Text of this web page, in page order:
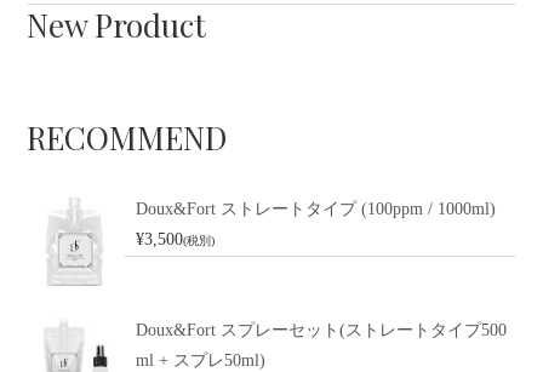
New Product
RECOMMEND
Doux&Fort ストレートタイプ (100ppm / 1000ml)
¥3,500(税別)
Doux&Fort スプレーセット(ストレートタイプ500
ml + スプレ50ml)